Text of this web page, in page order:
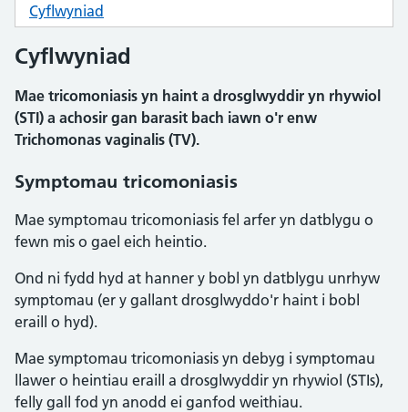
Cyflwyniad
Cyflwyniad
Mae tricomoniasis yn haint a drosglwyddir yn rhywiol
(STI) a achosir gan barasit bach iawn o'r enw
Trichomonas vaginalis (TV).
Symptomau tricomoniasis
Mae symptomau tricomoniasis fel arfer yn datblygu o
fewn mis o gael eich heintio.
Ond ni fydd hyd at hanner y bobl yn datblygu unrhyw
symptomau (er y gallant drosglwyddo'r haint i bobl
eraill o hyd).
Mae symptomau tricomoniasis yn debyg i symptomau
llawer o heintiau eraill a drosglwyddir yn rhywiol (STIs),
felly gall fod yn anodd ei ganfod weithiau.